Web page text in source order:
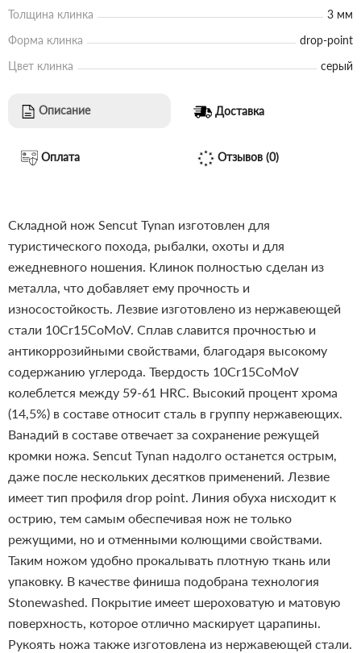
Толщина клинка
3 мм
Форма клинка
drop-point
Цвет клинка
серый
Описание Доставка
Оплата Отзывов (0)
Складной нож Sencut Tynan изготовлен для
туристического похода, рыбалки, охоты и для
ежедневного ношения. Клинок полностью сделан из
металла, что добавляет ему прочность и
износостойкость. Лезвие изготовлено из нержавеющей
стали 10Cr15CoMoV. Сплав славится прочностью и
антикоррозийными свойствами, благодаря высокому
содержанию углерода. Твердость 10Cr15CoMoV
колеблется между 59-61 HRC. Высокий процент хрома
(14,5%) в составе относит сталь в группу нержавеющих.
Ванадий в составе отвечает за сохранение режущей
кромки ножа. Sencut Tynan надолго останется острым,
даже после нескольких десятков применений. Лезвие
имеет тип профиля drop point. Линия обуха нисходит к
острию, тем самым обеспечивая нож не только
режущими, но и отменными колющими свойствами.
Таким ножом удобно прокалывать плотную ткань или
упаковку. В качестве финиша подобрана технология
Stonewashed. Покрытие имеет шероховатую и матовую
поверхность, которое отлично маскирует царапины.
Рукоять ножа также изготовлена из нержавеющей стали.